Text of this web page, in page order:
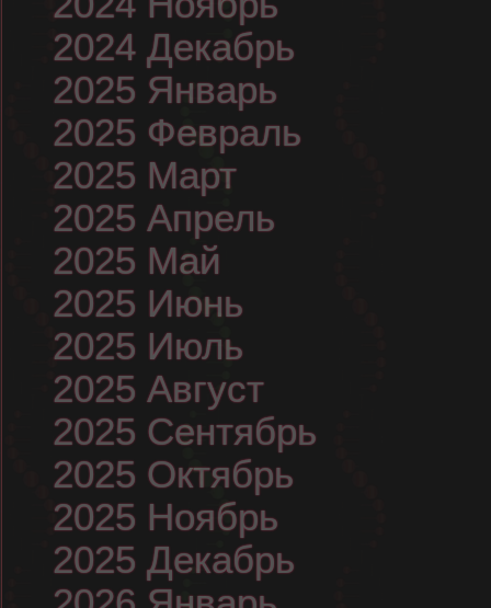
2024 Декабрь
2025 Январь
2025 Февраль
2025 Март
2025 Апрель
2025 Май
2025 Июнь
2025 Июль
2025 Август
2025 Сентябрь
2025 Октябрь
2025 Ноябрь
2025 Декабрь